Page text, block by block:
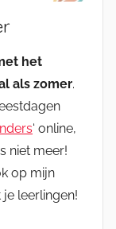
het
als zomer.
‘ online,
niet meer!
op mijn
leerlingen!